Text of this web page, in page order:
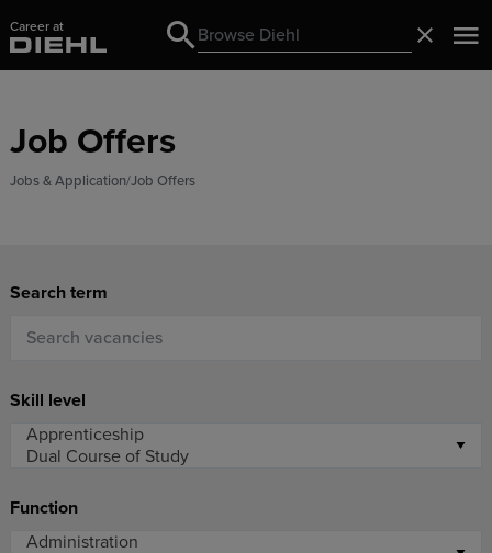
Career at
Search
Search
Job Offers
Jobs & Application Job Offers
Search term
Skill level
Function